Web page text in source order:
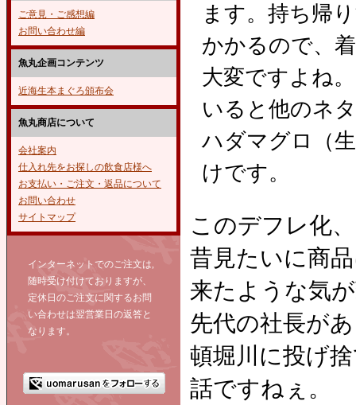
ご意見・ご感想編
お問い合わせ編
魚丸企画コンテンツ
近海生本まぐろ頒布会
魚丸商店について
会社案内
仕入れ先をお探しの飲食店様へ
お支払い・ご注文・返品について
お問い合わせ
サイトマップ
インターネットでのご注文は,
随時受け付けておりますが、
定休日のご注文に関するお問
い合わせは翌営業日の返答と
なります。
ます。持ち帰
かかるので、
大変ですよね
いると他のネ
ハダマグロ（
けです。
このデフレ化
昔見たいに商
来たような気
先代の社長が
頓堀川に投げ
話ですねぇ。